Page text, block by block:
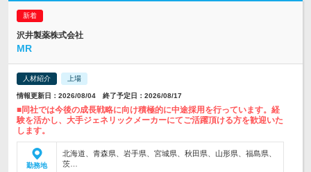
沢井製薬株式会社
MR
人材紹介 上場
情報更新日：2026/08/04 終了予定日：2026/08/17
■同社では今後の成長戦略に向け積極的に中途採用を行っています。経
験を活かし、大手ジェネリックメーカーにてご活躍頂ける方を歓迎いた
します。
勤務地
北海道、青森県、岩手県、宮城県、秋田県、山形県、福島県、
茨…